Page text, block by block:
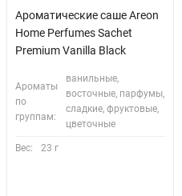
Ароматические саше Areon
Home Perfumes Sachet
Premium Vanilla Black
Ароматы
по
группам:
ванильные,
восточные, парфумы,
сладкие, фруктовые,
цветочные
Вес: 23 г